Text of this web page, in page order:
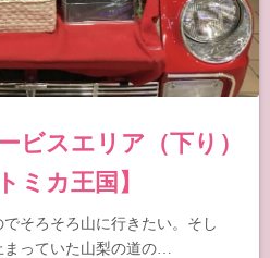
ビスエリア（下り）
ミカ王国】
そろそろ山に行きたい。そし
まっていた山梨の道の…